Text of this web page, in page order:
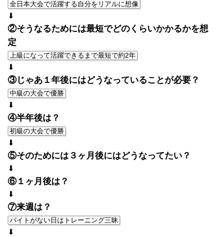
全日本大会で活躍する自分をリアルに想像
⬇
②そうなるためには最短でどのくらいかかるかを想
定
上級になって活躍できるまで最短で約2年
⬇
③じゃあ１年後にはどうなっていることが必要？
中級の大会で優勝
⬇
④半年後は？
初級の大会で優勝
⬇
⑤そのためには３ヶ月後にはどうなってたい？
⬇
⑥１ヶ月後は？
⬇
⑦来週は？
バイトがない日はトレーニング三昧
⬇